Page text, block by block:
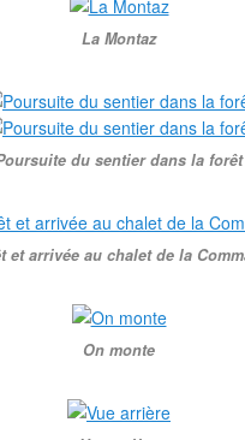
La Montaz
du sentier dans la forêt
et arrivée au chalet de la
On monte